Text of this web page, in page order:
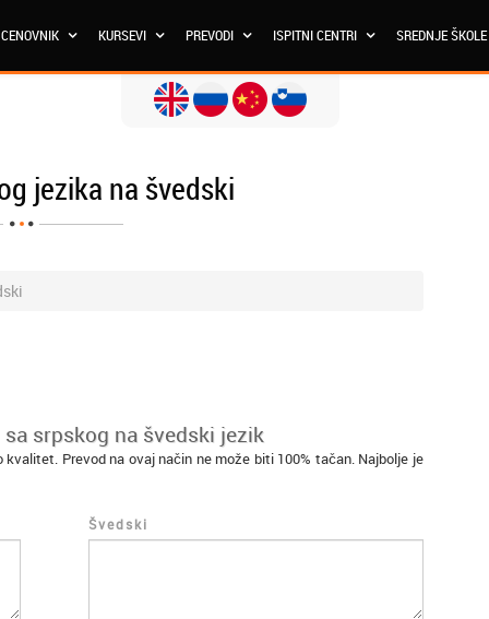
CENOVNIK KURSEVI PREVODI ISPITNI CENTRI SREDNJE ŠKOLE
jezika na švedski
srpskog na švedski jezik
Prevod na ovaj način ne može biti 100% tačan. Najbolje je
Švedski